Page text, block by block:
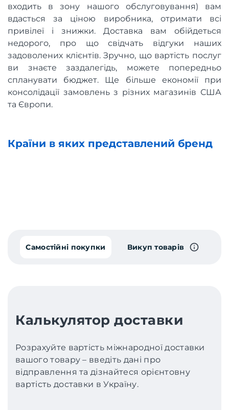
входить в зону нашого обслуговування) вам
вдасться за ціною виробника, отримати всі
привілеї і знижки. Доставка вам обійдеться
недорого, про що свідчать відгуки наших
задоволених клієнтів. Зручно, що вартість послуг
ви знаєте заздалегідь, можете попередньо
спланувати бюджет. Ще більше економії при
консолідації замовлень з різних магазинів США
та Європи.
Країни в яких представлений бренд
Самостійні покупки Викуп товарів
Калькулятор доставки
Розрахуйте вартість міжнародної доставки
вашого товару – введіть дані про
відправлення та дізнайтеся орієнтовну
вартість доставки в Україну.